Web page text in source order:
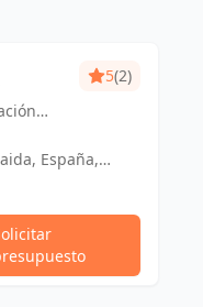
de
5(2)
España,